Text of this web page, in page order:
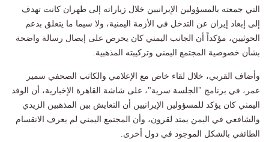
التي جمعته بالمسؤولين الإيرانيين خلال زياراته إلى طهران كانت تهدف
إلى إبعاد إيران عن التدخل في الأزمة اليمنية، ولا سيما ما يتعلق بدعم
الحوثيين، مؤكداً أن الجانب اليمني كان يحرص على إيصال رسالة واضحة
بشأن خصوصية المجتمع اليمني وتركيبته المذهبية.
وأضاف القربي، خلال لقاء خاص مع الإعلامي والكاتب الصحفي سمير
عمر، في برنامج "الجلسة سرية"، على شاشة القاهرة الإخبارية، أن الوفد
اليمني كان يؤكد للمسؤولين الإيرانيين أن التعايش بين المذهبين الزيدي
والشافعي في اليمن يمتد لقرون، وأن المجتمع اليمني لم يعرف الانقسام
الطائفي بالشكل الموجود في دول أخرى.